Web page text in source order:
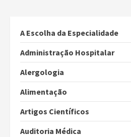
A Escolha da Especialidade
Administração Hospitalar
Alergologia
Alimentação
Artigos Científicos
Auditoria Médica